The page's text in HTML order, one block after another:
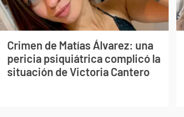
Crimen de Matías Álvarez: una
pericia psiquiátrica complicó la
situación de Victoria Cantero